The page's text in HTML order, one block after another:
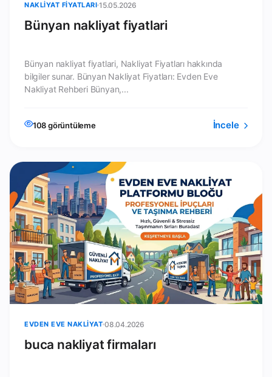
NAKLIYAT FIYATLARI 15.05.2026
Bünyan nakliyat fiyatlari
Bünyan nakliyat fiyatlari, Nakliyat Fiyatları hakkında
bilgiler sunar. Bünyan Nakliyat Fiyatları: Evden Eve
Nakliyat Rehberi Bünyan,...
108 görüntüleme İncele
EVDEN EVE NAKLIYAT 08.04.2026
buca nakliyat firmaları